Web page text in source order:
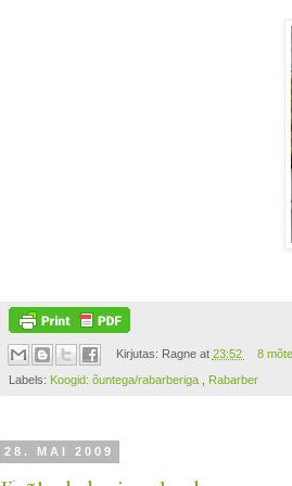
Kirjutas: Ragne at 23:52 8
Labels: Koogid: õuntega/rabarberiga , Rabarber
28. MAI 2009